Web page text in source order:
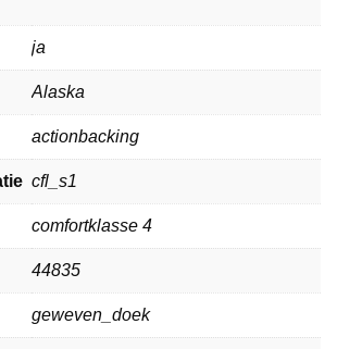
ja
Alaska
actionbacking
cfl_s1
comfortklasse 4
44835
geweven_doek